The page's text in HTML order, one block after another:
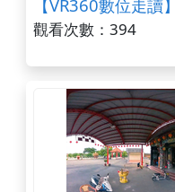
【VR360數位走
觀看次數：394